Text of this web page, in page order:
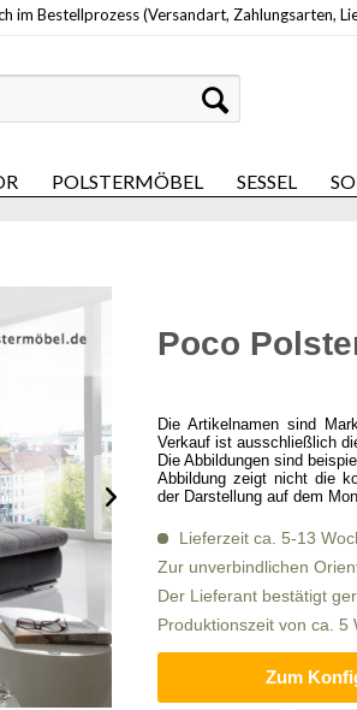
im Bestellprozess (Versandart, Zahlungsarten,
POLSTERMÖBEL SESSEL
Poco
Die Artikelnamen sind
Verkauf ist ausschließlich
Die Abbildungen sind
Abbildung zeigt nicht die
der Darstellung auf dem
Lieferzeit ca. 5-13
Zur unverbindlichen
Der Lieferant bestätigt
Produktionszeit von ca. 5
Zum